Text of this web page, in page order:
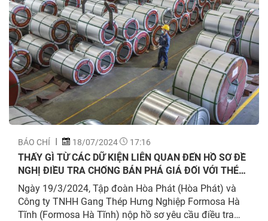
BÁO CHÍ 18/07/2024 17:16
THẤY GÌ TỪ CÁC DỮ KIỆN LIÊN QUAN ĐẾN HỒ SƠ ĐỀ
NGHỊ ĐIỀU TRA CHỐNG BÁN PHÁ GIÁ ĐỐI VỚI THÉP
CÁN NÓNG NHẬP KHẨU TỪ TRUNG QUỐC VÀ ẤN ĐỘ?
Ngày 19/3/2024, Tập đoàn Hòa Phát (Hòa Phát) và
Công ty TNHH Gang Thép Hưng Nghiệp Formosa Hà
Tĩnh (Formosa Hà Tĩnh) nộp hồ sơ yêu cầu điều tra